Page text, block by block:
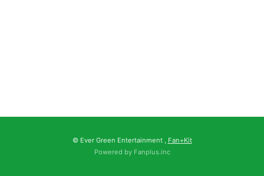
© Ever Green Entertainment , Fan+Kit
Powered by Fanplus.inc